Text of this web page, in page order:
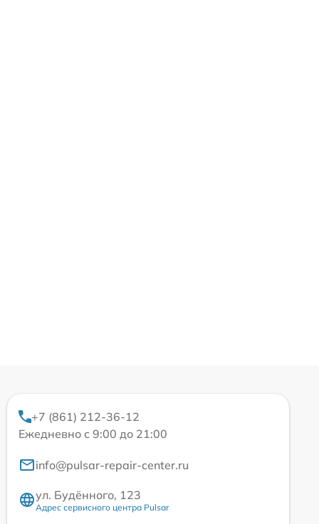
+7 (861) 212-36-12
Ежедневно с 9:00 до 21:00
info@pulsar-repair-center.ru
ул. Будённого, 123
Адрес сервисного центра Pulsar